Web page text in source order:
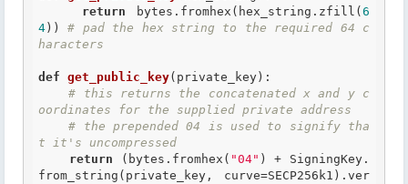
return bytes.fromhex(hex_string.zfill( 6
4 )) # pad the hex string to the required 64 c
haracters
def get_public_key(private_key) :
# this returns the concatenated x and y c
oordinates for the supplied private address
# the prepended 04 is used to signify tha
t it's uncompressed
return (bytes.fromhex( "04" ) + SigningKey.
from_string(private_key, curve=SECP256k1).ver